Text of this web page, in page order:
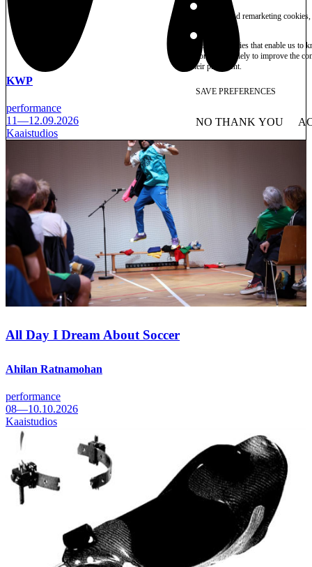
KWP
performance
11—12.09.2026
Kaaistudios
All Day I Dream About Soccer
Ahilan Ratnamohan
performance
08—10.10.2026
Kaaistudios
Marketing
advertising and remarketing cookies,
Statistics
These are cookies that enable us
information solely to improve the
their placement.
SAVE PREFERENCES
NO THANK YOU
WITHDRAW